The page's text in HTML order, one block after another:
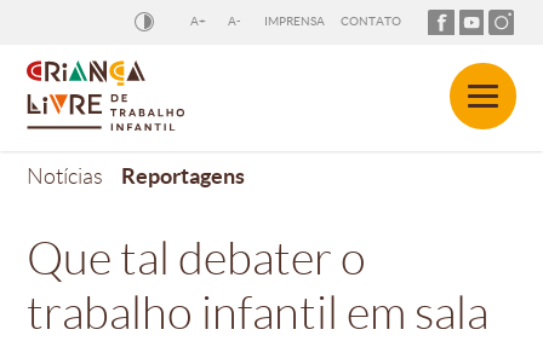
A+ A- IMPRENSA CONTATO
Notícias Reportagens
Que tal debater o
trabalho infantil em sala